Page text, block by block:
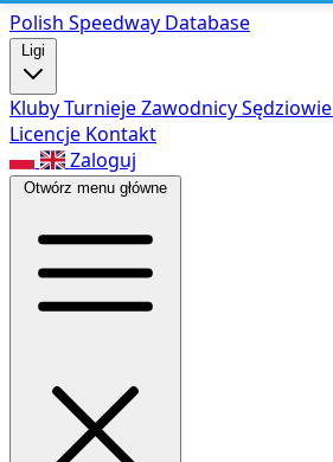
Polish Speedway Database
Ligi
KlubyTurniejeZawodnicySędziowie
Licencje Kontakt
Zaloguj
Otwórz menu główne